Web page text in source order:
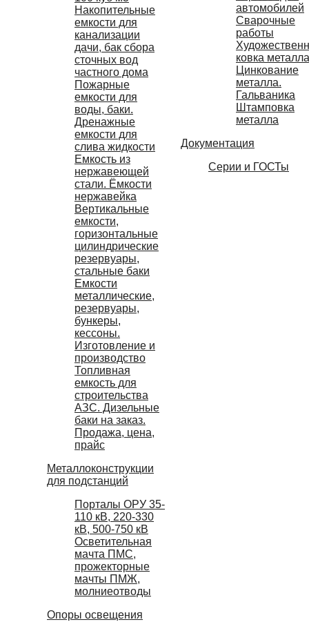
Накопительные
емкости для
канализации
дачи, бак сбора
сточных вод
частного дома
Пожарные
емкости для
воды, баки.
Дренажные
емкости для
слива жидкости
Емкость из
нержавеющей
стали. Ёмкости
нержавейка
Вертикальные
емкости,
горизонтальные
цилиндрические
резервуары,
стальные баки
Емкости
металлические,
резервуары,
бункеры,
кессоны.
Изготовление и
производство
Топливная
емкость для
строительства
АЗС. Дизельные
баки на заказ.
Продажа, цена,
прайс
Металлоконструкции
для подстанций
Порталы ОРУ 35-
110 кВ, 220-330
кВ, 500-750 кВ
Осветительная
мачта ПМС,
прожекторные
мачты ПМЖ,
молниеотводы
Опоры освещения
автомобилей
Сварочные
работы
ковка металла
Цинкование
металла.
Гальваника
Штамповка
металла
Документация
Серии и ГОСТы